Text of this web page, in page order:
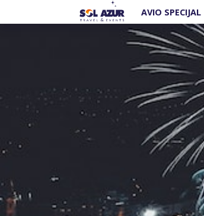
AVIO SPECIJAL